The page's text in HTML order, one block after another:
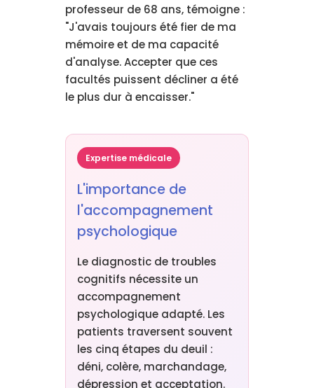
professeur de 68 ans, témoigne :
"J'avais toujours été fier de ma
mémoire et de ma capacité
d'analyse. Accepter que ces
facultés puissent décliner a été
le plus dur à encaisser."
Expertise médicale
L'importance de
l'accompagnement
psychologique
Le diagnostic de troubles
cognitifs nécessite un
accompagnement
psychologique adapté. Les
patients traversent souvent
les cinq étapes du deuil :
déni, colère, marchandage,
dépression et acceptation.